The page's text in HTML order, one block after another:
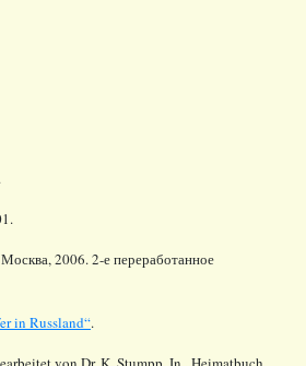
2006. 2-е переработанное
in Russland“.